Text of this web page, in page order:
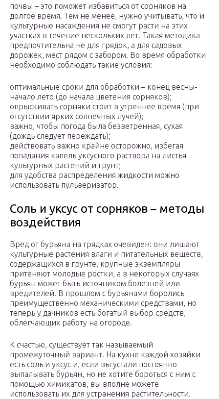
почвы – это поможет избавиться от сорняков на
долгое время. Тем не менее, нужно учитывать, что и
культурные насаждения не смогут расти на этих
участках в течение нескольких лет. Такая методика
предпочтительна не для грядок, а для садовых
дорожек, мест рядом с забором. Во время обработки
необходимо соблюдать такие условия:
оптимальные сроки для обработки – конец весны-
начало лето (до начала цветения сорняков);
опрыскивать сорняки стоит в утреннее время (при
отсутствии ярких солнечных лучей);
важно, чтобы погода была безветренная, сухая
(дождь следует переждать);
действовать важно крайне осторожно, избегая
попадания капель уксусного раствора на листья
культурных растений и грунт;
для удобства распределения жидкости можно
использовать пульверизатор.
Соль и уксус от сорняков – методы
воздействия
Вред от бурьяна на грядках очевиден: они лишают
культурные растения влаги и питательных веществ,
содержащихся в грунте, крупные экземпляры
притеняют молодые ростки, а в некоторых случаях
бурьян может быть источником болезней или
вредителей. В прошлом с бурьянами боролись
преимущественно механическими средствами, но
теперь у дачников есть богатый выбор средств,
облегчающих работу на огороде.
К счастью, существует так называемый
промежуточный вариант. На кухне каждой хозяйки
есть соль и уксус и, если вы устали постоянно
выпалывать бурьян, но не хотите бороться с ним с
помощью химикатов, вы вполне можете
использовать их для устранения растительности.